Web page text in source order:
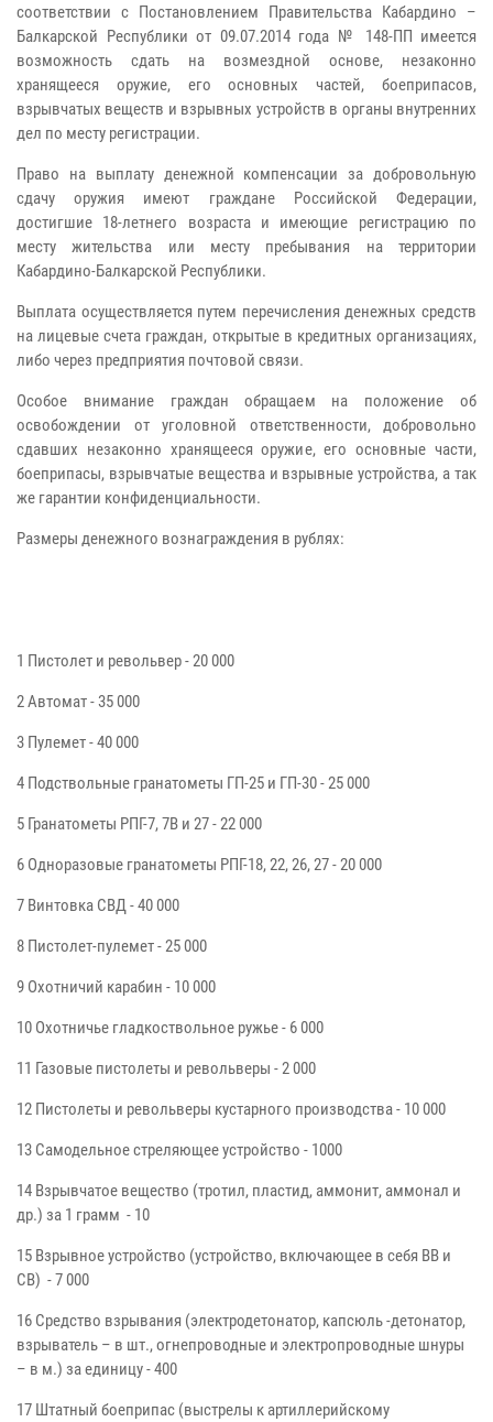
соответствии с Постановлением Правительства Кабардино –
Балкарской Республики от 09.07.2014 года № 148-ПП имеется
возможность сдать на возмездной основе, незаконно
хранящееся оружие, его основных частей, боеприпасов,
взрывчатых веществ и взрывных устройств в органы внутренних
дел по месту регистрации.
Право на выплату денежной компенсации за добровольную
сдачу оружия имеют граждане Российской Федерации,
достигшие 18-летнего возраста и имеющие регистрацию по
месту жительства или месту пребывания на территории
Кабардино-Балкарской Республики.
Выплата осуществляется путем перечисления денежных средств
на лицевые счета граждан, открытые в кредитных организациях,
либо через предприятия почтовой связи.
Особое внимание граждан обращаем на положение об
освобождении от уголовной ответственности, добровольно
сдавших незаконно хранящееся оружие, его основные части,
боеприпасы, взрывчатые вещества и взрывные устройства, а так
же гарантии конфиденциальности.
Размеры денежного вознаграждения в рублях:
1 Пистолет и револьвер - 20 000
2 Автомат - 35 000
3 Пулемет - 40 000
4 Подствольные гранатометы ГП-25 и ГП-30 - 25 000
5 Гранатометы РПГ-7, 7В и 27 - 22 000
6 Одноразовые гранатометы РПГ-18, 22, 26, 27 - 20 000
7 Винтовка СВД - 40 000
8 Пистолет-пулемет - 25 000
9 Охотничий карабин - 10 000
10 Охотничье гладкоствольное ружье - 6 000
11 Газовые пистолеты и револьверы - 2 000
12 Пистолеты и револьверы кустарного производства - 10 000
13 Самодельное стреляющее устройство - 1000
14 Взрывчатое вещество (тротил, пластид, аммонит, аммонал и
др.) за 1 грамм - 10
15 Взрывное устройство (устройство, включающее в себя ВВ и
СВ) - 7 000
16 Средство взрывания (электродетонатор, капсюль -детонатор,
взрыватель – в шт., огнепроводные и электропроводные шнуры
– в м.) за единицу - 400
17 Штатный боеприпас (выстрелы к артиллерийскому